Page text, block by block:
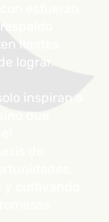
esfuerzo,
límites
lograr.
inspiran a
que